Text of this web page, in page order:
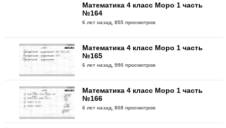
Математика 4 класс Моро 1 часть
№164
6 лет назад,855 просмотров
Математика 4 класс Моро 1 часть
№165
6 лет назад,990 просмотров
Математика 4 класс Моро 1 часть
№166
6 лет назад,808 просмотров